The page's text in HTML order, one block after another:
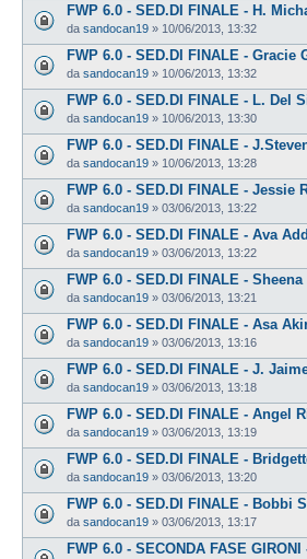
FWP 6.0 - SED.DI FINALE - H.
da sandocan19 » 10/06/2013, 13:32
FWP 6.0 - SED.DI FINALE - Gracie
da sandocan19 » 10/06/2013, 13:32
FWP 6.0 - SED.DI FINALE - L. Del
da sandocan19 » 10/06/2013, 13:30
FWP 6.0 - SED.DI FINALE -
da sandocan19 » 10/06/2013, 13:28
FWP 6.0 - SED.DI FINALE - Jessie
da sandocan19 » 03/06/2013, 13:22
FWP 6.0 - SED.DI FINALE - Ava
da sandocan19 » 03/06/2013, 13:22
FWP 6.0 - SED.DI FINALE -
da sandocan19 » 03/06/2013, 13:21
FWP 6.0 - SED.DI FINALE - Asa
da sandocan19 » 03/06/2013, 13:16
FWP 6.0 - SED.DI FINALE - J.
da sandocan19 » 03/06/2013, 13:18
FWP 6.0 - SED.DI FINALE - Angel
da sandocan19 » 03/06/2013, 13:19
FWP 6.0 - SED.DI FINALE -
da sandocan19 » 03/06/2013, 13:20
FWP 6.0 - SED.DI FINALE - Bobbi
da sandocan19 » 03/06/2013, 13:17
FWP 6.0 - SECONDA FASE GIRONI